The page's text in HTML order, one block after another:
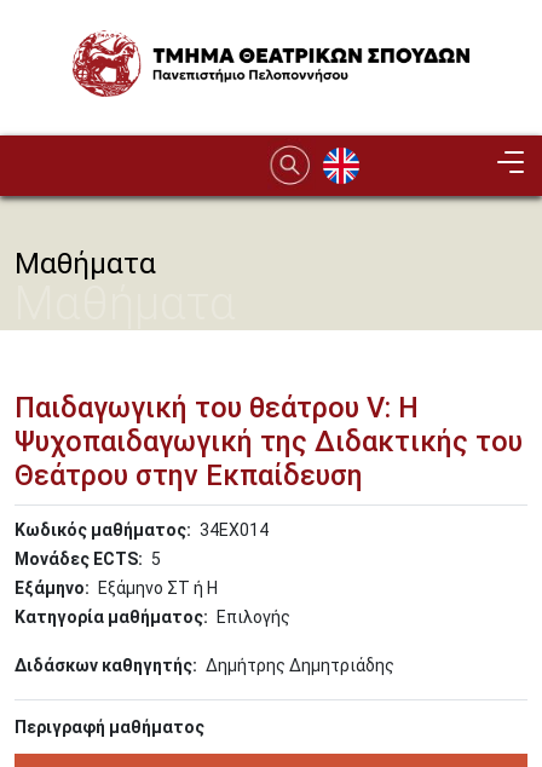
Image
Μαθήματα
Παιδαγωγική του θεάτρου V: Η
Ψυχοπαιδαγωγική της Διδακτικής του
Θεάτρου στην Εκπαίδευση
Κωδικός μαθήματος
34ΕΧ014
Μονάδες ECTS
5
Εξάμηνο
Εξάμηνο ΣΤ ή Η
Κατηγορία μαθήματος
Επιλογής
Διδάσκων καθηγητής Δημήτρης Δημητριάδης
Περιγραφή μαθήματος